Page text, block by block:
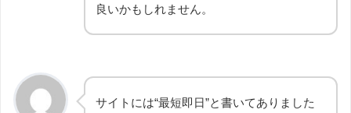
良いかもしれません。
サイトには“最短即日”と書いてありました